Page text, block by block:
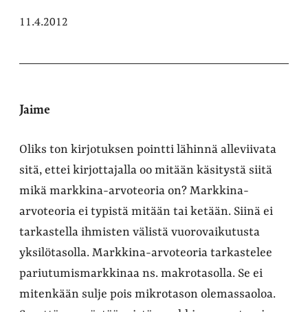
11.4.2012
Jaime
Oliks ton kirjotuksen pointti lähinnä alleviivata
sitä, ettei kirjottajalla oo mitään käsitystä siitä
mikä markkina-arvoteoria on? Markkina-
arvoteoria ei typistä mitään tai ketään. Siinä ei
tarkastella ihmisten välistä vuorovaikutusta
yksilötasolla. Markkina-arvoteoria tarkastelee
pariutumismarkkinaa ns. makrotasolla. Se ei
mitenkään sulje pois mikrotason olemassaoloa.